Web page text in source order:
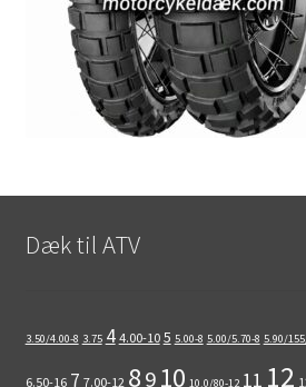
Dæk til ATV
3.50/4.00-8 3.75 4 4.00-10 5 5.00-8 5.00/5.70-8 5.90/
6.50-16 7 7.00-12 89 10 10.0/80-12 11 12